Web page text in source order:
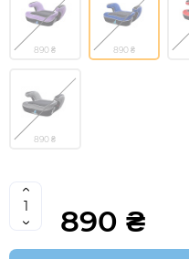
890 ₴ 890 ₴
890 ₴
890 ₴